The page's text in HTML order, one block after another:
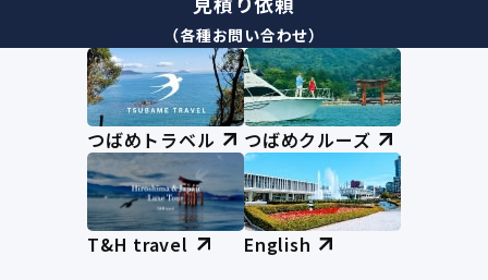
（各種お問い合わせ）
つばめトラベル つばめクルーズ
T&H travel English